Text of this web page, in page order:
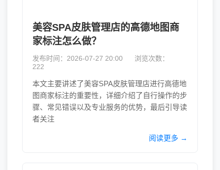
美容SPA皮肤管理店的高德地图商
家标注怎么做？
发布时间：2026-07-27 20:00
浏览次数：
222
本文主要讲述了美容SPA皮肤管理店进行高德地
图商家标注的重要性，详细介绍了自行操作的步
骤、常见错误以及专业服务的优势，最后引导读
者关注
阅读更多 →